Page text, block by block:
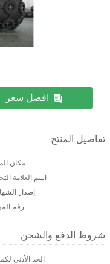
افضل سعر
تفاصيل المنتج
مكان
اسم العلامة
إصدار
رقم
شروط الدفع والشحن
الحد الأدنى